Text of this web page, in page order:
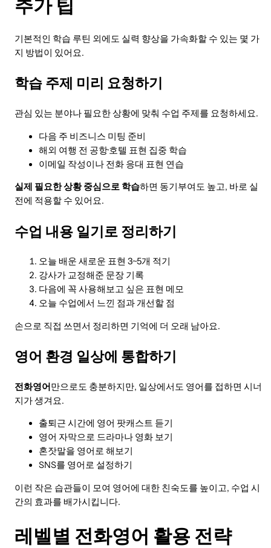
추가 팁
기본적인 학습 루틴 외에도 실력 향상을 가속화할 수 있는 몇 가
지 방법이 있어요.
학습 주제 미리 요청하기
관심 있는 분야나 필요한 상황에 맞춰 수업 주제를 요청하세요.
다음 주 비즈니스 미팅 준비
해외 여행 전 공항·호텔 표현 집중 학습
이메일 작성이나 전화 응대 표현 연습
실제 필요한 상황 중심으로 학습하면 동기부여도 높고, 바로 실
전에 적용할 수 있어요.
수업 내용 일기로 정리하기
오늘 배운 새로운 표현 3~5개 적기
강사가 교정해준 문장 기록
다음에 꼭 사용해보고 싶은 표현 메모
오늘 수업에서 느낀 점과 개선할 점
손으로 직접 쓰면서 정리하면 기억에 더 오래 남아요.
영어 환경 일상에 통합하기
전화영어만으로도 충분하지만, 일상에서도 영어를 접하면 시너
지가 생겨요.
출퇴근 시간에 영어 팟캐스트 듣기
영어 자막으로 드라마나 영화 보기
혼잣말을 영어로 해보기
SNS를 영어로 설정하기
이런 작은 습관들이 모여 영어에 대한 친숙도를 높이고, 수업 시
간의 효과를 배가시킵니다.
레벨별 전화영어 활용 전략